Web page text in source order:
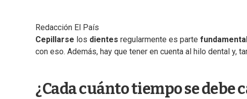
Redacción El País
Cepillarse los dientes regularmente es parte fundamental
con eso. Además, hay que tener en cuenta al hilo dental y,
¿Cada cuánto tiempo se debe